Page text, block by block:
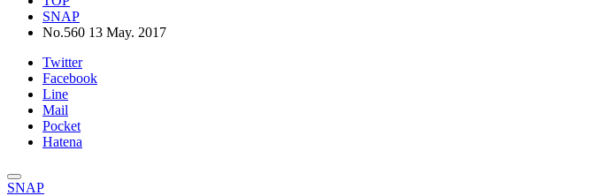
SNAP
No.560 13 May. 2017
Twitter
Facebook
Line
Mail
Pocket
Hatena
SNAP